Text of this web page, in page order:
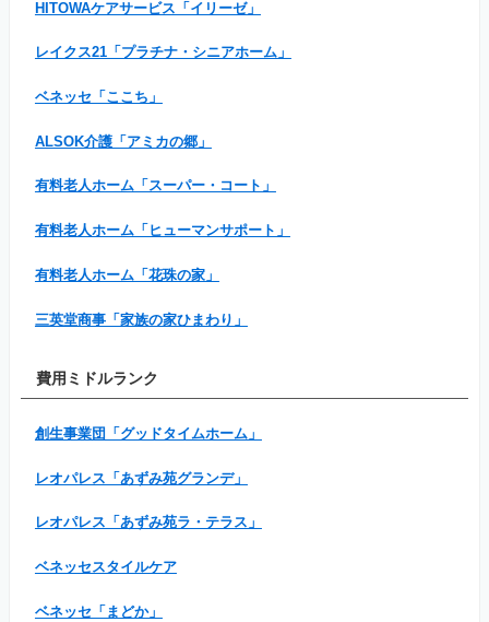
HITOWAケアサービス「イリーゼ」
レイクス21「プラチナ・シニアホーム」
ベネッセ「ここち」
ALSOK介護「アミカの郷」
有料老人ホーム「スーパー・コート」
有料老人ホーム「ヒューマンサポート」
有料老人ホーム「花珠の家」
三英堂商事「家族の家ひまわり」
費用ミドルランク
創生事業団「グッドタイムホーム」
レオパレス「あずみ苑グランデ」
レオパレス「あずみ苑ラ・テラス」
ベネッセスタイルケア
ベネッセ「まどか」